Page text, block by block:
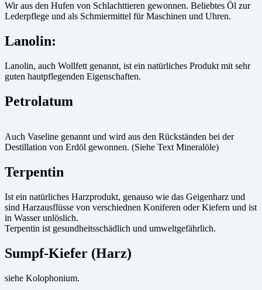
Wir aus den Hufen von Schlachttieren gewonnen. Beliebtes Öl zur
Lederpflege und als Schmiermittel für Maschinen und Uhren.
Lanolin:
Lanolin, auch Wollfett genannt, ist ein natürliches Produkt mit sehr
guten hautpflegenden Eigenschaften.
Petrolatum
Auch Vaseline genannt und wird aus den Rückständen bei der
Destillation von Erdöl gewonnen. (Siehe Text Mineralöle)
Terpentin
Ist ein natürliches Harzprodukt, genauso wie das Geigenharz und
sind Harzausflüsse von verschiednen Koniferen oder Kiefern und ist
in Wasser unlöslich.
Terpentin ist gesundheitsschädlich und umweltgefährlich.
Sumpf-Kiefer (Harz)
siehe Kolophonium.